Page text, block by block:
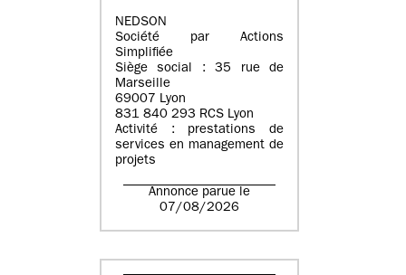
NEDSON
Société par Actions
Simplifiée
Siège social : 35 rue de
Marseille
69007 Lyon
831 840 293 RCS Lyon
Activité : prestations de
services en management de
projets
Annonce parue le
07/08/2026